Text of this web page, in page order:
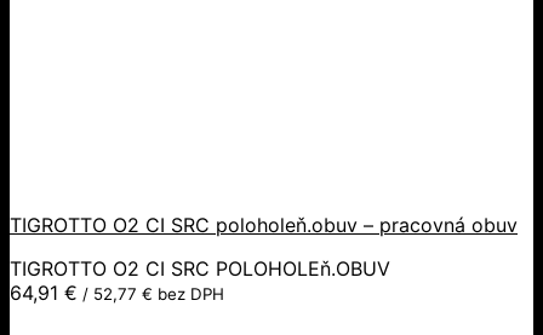
TIGROTTO O2 CI SRC poloholeň.obuv – pracovná obuv
TIGROTTO O2 CI SRC POLOHOLEň.OBUV
64,91 € / 52,77 € bez DPH